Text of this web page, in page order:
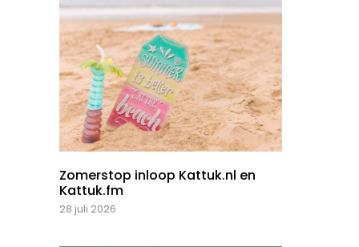
Zomerstop inloop Kattuk.nl en
Kattuk.fm
28 juli 2026